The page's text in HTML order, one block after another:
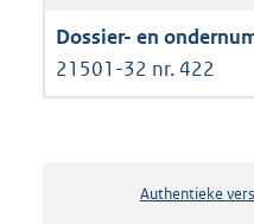
21501-32 nr. 422
Authentieke